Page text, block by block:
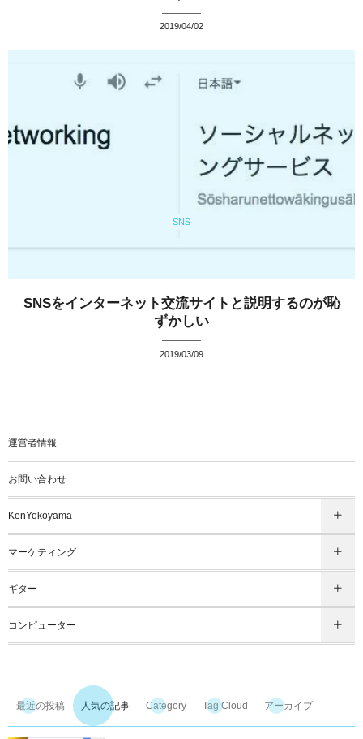
2019/04/02
SNS
SNSをインターネット交流サイトと説明するのが恥
ずかしい
2019/03/09
運営者情報
お問い合わせ
KenYokoyama
マーケティング
ギター
コンピューター
最近の投稿 人気の記事 Category Tag Cloud アーカイブ